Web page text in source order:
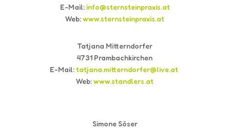
E-Mail:info@sternsteinpraxis.at
Web:www.sternsteinpraxis.at
Tatjana Mitterndorfer
4731 Prambachkirchen
E-Mail:tatjana.mitterndorfer@live.at
Web:www.standlers.at
Simone Söser